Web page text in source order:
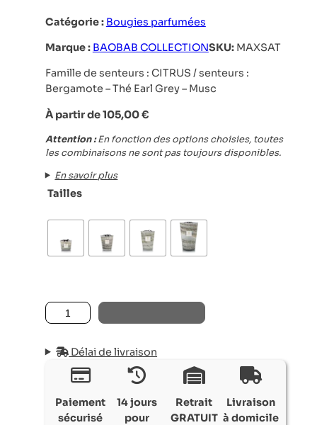
Catégorie : Bougies parfumées
Marque : BAOBAB COLLECTIONSKU: MAXSAT
Famille de senteurs : CITRUS / senteurs :
Bergamote – Thé Earl Grey – Musc
À partir de105,00€
Attention :En fonction des options choisies, toutes
les combinaisons ne sont pas toujours disponibles.
En savoir plus
Tailles
quantité de BOUGIE PARFUMÉE SAND ATACAMA
Délai de livraison
Paiement
sécurisé
14 jours
pour
Retrait
GRATUIT
Livraison
à domicile